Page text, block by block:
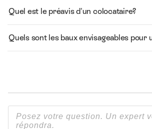
Quel est le préavis d'un colocataire?
Quels sont les baux envisageables pour